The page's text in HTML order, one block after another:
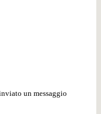
un messaggio